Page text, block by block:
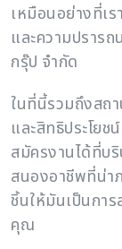
เหมือนอย่างที่เ
และความปราร
กรุ๊ป จำกัด
ในที่นี้รวมถึงสถ
และสิทธิประโย
สมัครงานได้ที่บ
สนองอาชีพที่น่า
ชิ้นให้มันเป็นกา
คุณ